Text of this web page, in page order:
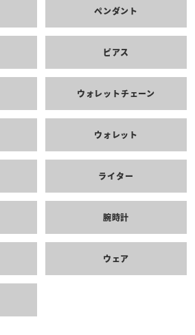
ペンダント
ピアス
ウォレットチェーン
ウォレット
ライター
腕時計
ウェア